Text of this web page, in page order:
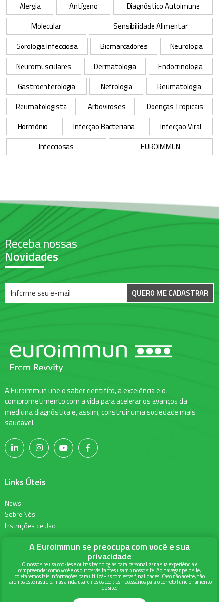
Alergia Antígeno
Diagnóstico Autoimune
Molecular
Sensibilidade Alimentar
Sorologia Infecciosa
Biomarcadores
Neurologia
Neuromusculares
Dermatologia
Endocrinologia
Gastroenterologia
Nefrologia
Reumatologia
Reumatologista
Arboviroses
Doenças Tropicais
Hormônio
Infecção Bacteriana
Infecção Viral
Infecciosas
EUROIMMUN
Receba nossas
Novidades
QUERO ME CADASTRAR
A Euroimmun une o saber cientifíco, a excelência e o
comprometimento com a vida para acelerar os avanços da
medicina diagnóstica e, assim, construir uma sociedade mais
saudável.
Links Úteis
News
Sobre Nós
Instruções de Uso
Informações para Contato
Alameda Terracota 215, Torre Union, 6º andar
Espaço Cerâmica - São Caetano do Sul
A Euroimmun se preocupa com você e sua
privacidade
O nosso site usa cookies e outras tecnologias para personalizar a sua experiência e
compreender como você e os outros visitantes usam o nosso site. Ao navegar pelo site,
coletaremos tais informações para utilizá-las com estas finalidades. Caso não aceite, não
faremos este rastreio, mas ainda usaremos os cookies necessários para o correto funcionamento
do site.